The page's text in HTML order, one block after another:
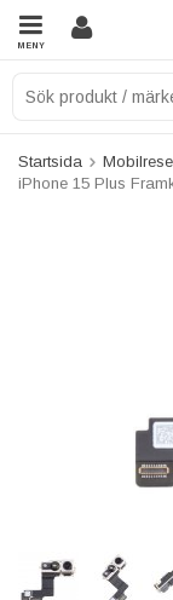
MENY
Startsida
iPhone 15 Plus